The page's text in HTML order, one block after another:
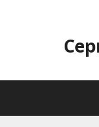
содержимому